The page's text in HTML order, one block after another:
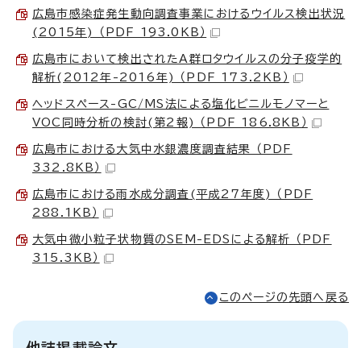
広島市感染症発生動向調査事業におけるウイルス検出状況
(2015年) （PDF 193.0KB）
広島市において検出されたA群ロタウイルスの分子疫学的
解析(2012年-2016年) （PDF 173.2KB）
ヘッドスペース-GC/MS法による塩化ビニルモノマーと
VOC同時分析の検討(第2報) （PDF 186.8KB）
広島市における大気中水銀濃度調査結果 （PDF
332.8KB）
広島市における雨水成分調査(平成27年度) （PDF
288.1KB）
大気中微小粒子状物質のSEM-EDSによる解析 （PDF
315.3KB）
このページの先頭へ戻る